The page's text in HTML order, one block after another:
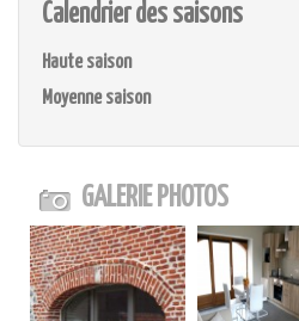
Calendrier des saisons
Haute saison
Moyenne saison
GALERIE PHOTOS